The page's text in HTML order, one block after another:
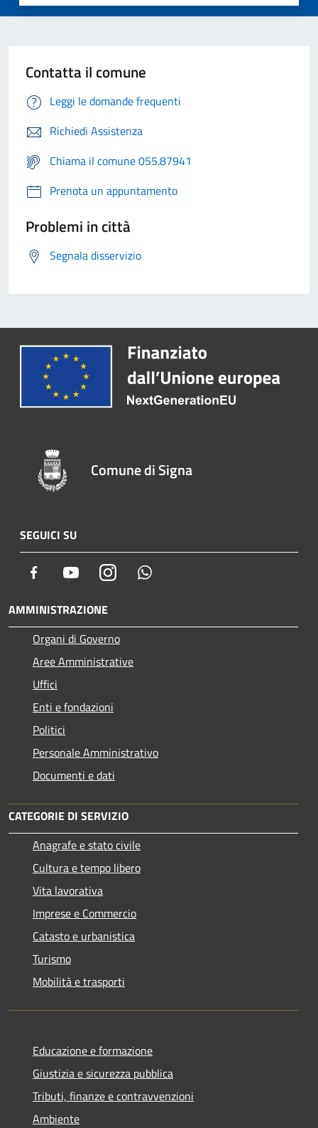
Contatta il comune
Leggi le domande frequenti
Richiedi Assistenza
Chiama il comune 055.87941
Prenota un appuntamento
Problemi in città
Segnala disservizio
Comune di Signa
SEGUICI SU
Facebook YoutubeInstagram
AMMINISTRAZIONE
Organi di Governo
Aree Amministrative
Uffici
Enti e fondazioni
Politici
Personale Amministrativo
Documenti e dati
CATEGORIE DI SERVIZIO
Anagrafe e stato civile
Cultura e tempo libero
Vita lavorativa
Imprese e Commercio
Catasto e urbanistica
Turismo
Mobilità e trasporti
Educazione e formazione
Giustizia e sicurezza pubblica
Tributi, finanze e contravvenzioni
Ambiente